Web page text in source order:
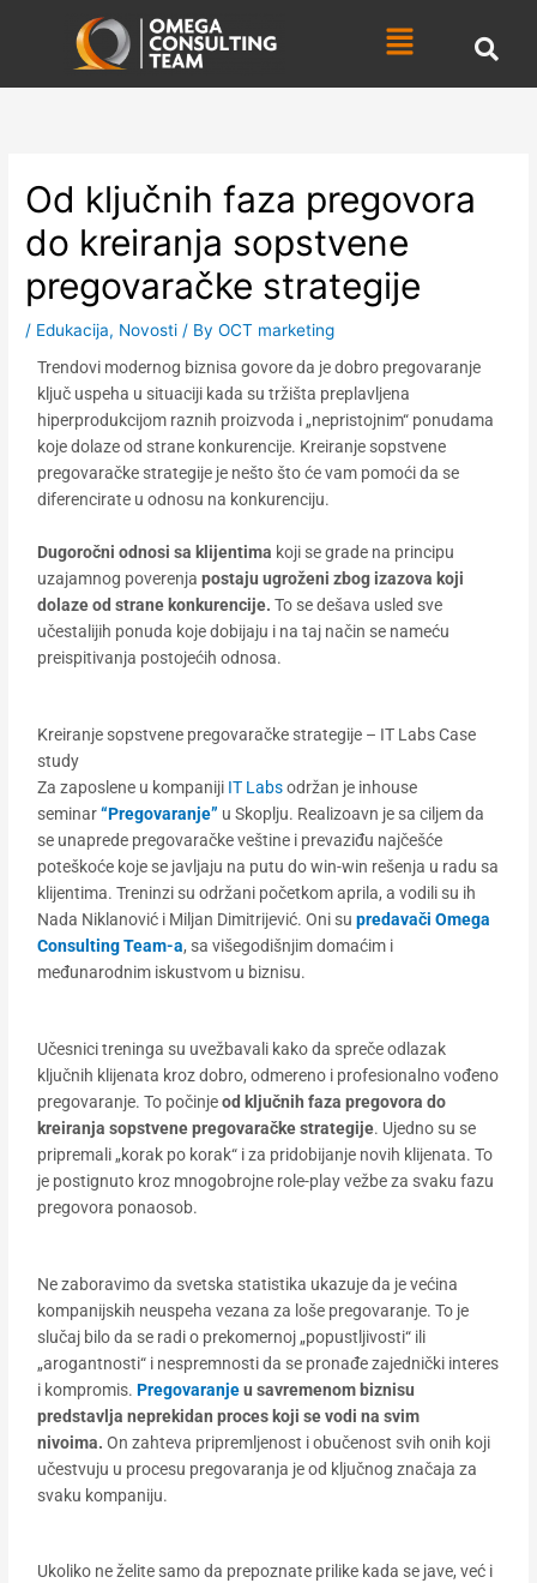
Menu
Od ključnih faza pregovora
do kreiranja sopstvene
pregovaračke strategije
/ Edukacija, Novosti / ByOCT marketing
Trendovi modernog biznisa govore da je dobro pregovaranje
ključ uspeha u situaciji kada su tržišta preplavljena
hiperprodukcijom raznih proizvoda i „nepristojnim“ ponudama
koje dolaze od strane konkurencije. Kreiranje sopstvene
pregovaračke strategije je nešto što će vam pomoći da se
diferencirate u odnosu na konkurenciju.
Dugoročni odnosi sa klijentima koji se grade na principu
uzajamnog poverenja postaju ugroženi zbog izazova koji
dolaze od strane konkurencije. To se dešava usled sve
učestalijih ponuda koje dobijaju i na taj način se nameću
preispitivanja postojećih odnosa.
Kreiranje sopstvene pregovaračke strategije – IT Labs Case
study
Za zaposlene u kompaniji IT Labsodržan je inhouse
seminar“Pregovaranje” u Skoplju. Realizoavn je sa ciljem da
se unaprede pregovaračke veštine i prevaziđu najčešće
poteškoće koje se javljaju na putu do win-win rešenja u radu sa
klijentima. Treninzi su održani početkom aprila, a vodili su ih
Nada Niklanović i Miljan Dimitrijević. Oni supredavači Omega
Consulting Team-a, sa višegodišnjim domaćim i
međunarodnim iskustvom u biznisu.
Učesnici treninga su uvežbavali kako da spreče odlazak
ključnih klijenata kroz dobro, odmereno i profesionalno vođeno
pregovaranje. To počinjeod ključnih faza pregovora do
kreiranja sopstvene pregovaračke strategije. Ujedno su se
pripremali „korak po korak“ i za pridobijanje novih klijenata. To
je postignuto kroz mnogobrojne role-play vežbe za svaku fazu
pregovora ponaosob.
Ne zaboravimo da svetska statistika ukazuje da je većina
kompanijskih neuspeha vezana za loše pregovaranje. To je
slučaj bilo da se radi o prekomernoj „popustljivosti“ ili
„arogantnosti“ i nespremnosti da se pronađe zajednički interes
i kompromis.Pregovaranjeu savremenom biznisu
predstavlja neprekidan proces koji se vodi na svim
nivoima.On zahteva pripremljenost i obučenost svih onih koji
učestvuju u procesu pregovaranja je od ključnog značaja za
svaku kompaniju.
Ukoliko ne želite samo da prepoznate prilike kada se jave, već i